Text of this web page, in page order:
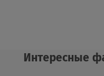
Интересные